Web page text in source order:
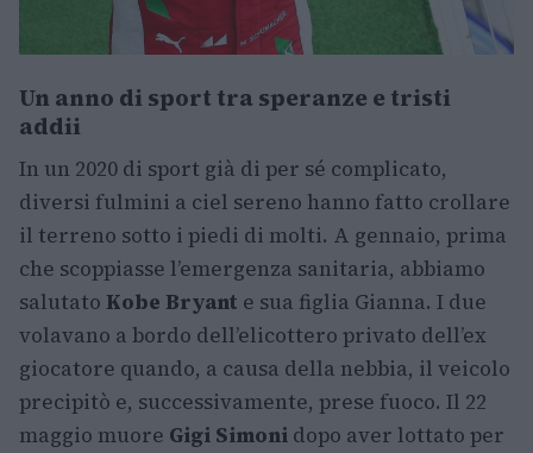
Un anno di sport tra speranze e tristi
addii
In un 2020 di sport già di per sé complicato,
diversi fulmini a ciel sereno hanno fatto crollare
il terreno sotto i piedi di molti. A gennaio, prima
che scoppiasse l’emergenza sanitaria, abbiamo
salutato Kobe Bryant e sua figlia Gianna. I due
volavano a bordo dell’elicottero privato dell’ex
giocatore quando, a causa della nebbia, il veicolo
precipitò e, successivamente, prese fuoco. Il 22
maggio muore Gigi Simoni dopo aver lottato per